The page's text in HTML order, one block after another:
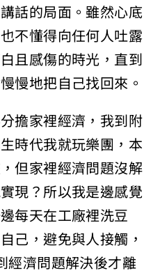
話的局面。雖然心底
不懂得向任何人吐露
且感傷的時光，直到
慢地把自己找回來。
擔家裡經濟，我到附
時代我就玩樂團，本
但家裡經濟問題沒解
現？所以我是邊感覺
每天在工廠裡洗豆
己，避免與人接觸，
濟問題解決後才離